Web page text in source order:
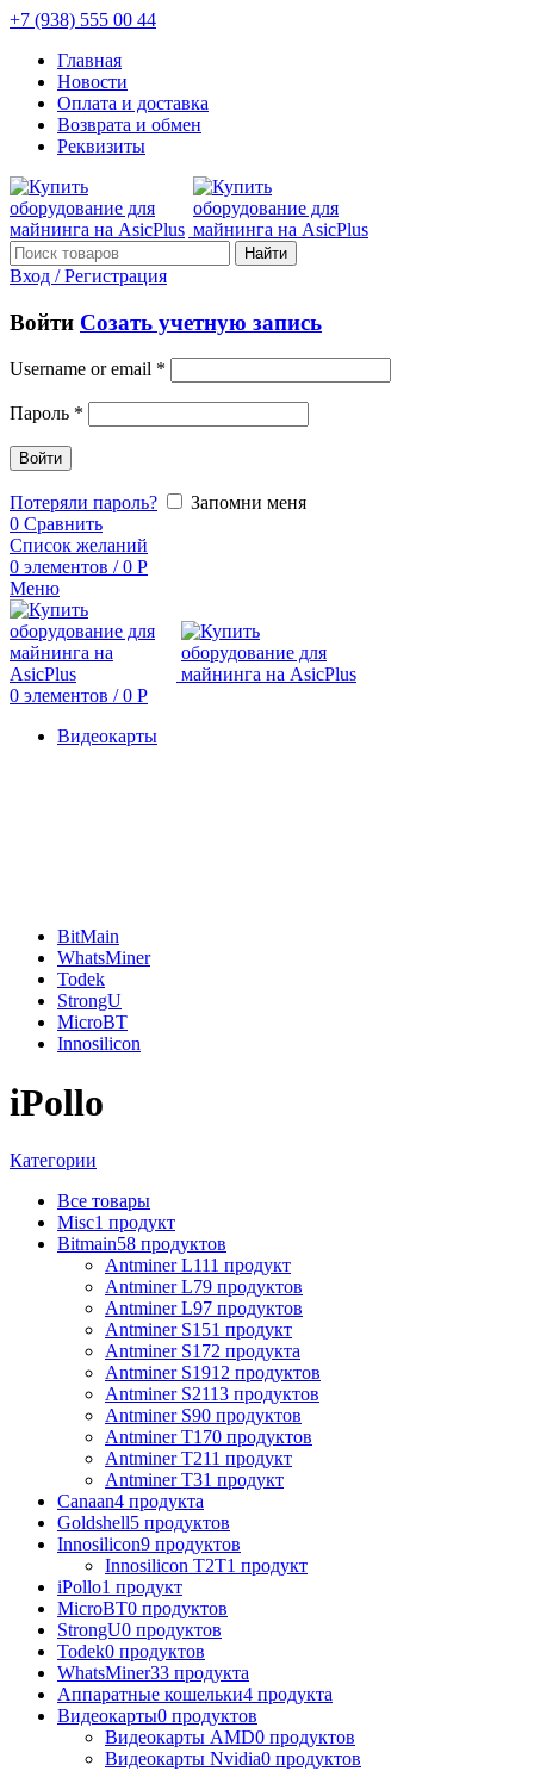
+7 (938) 555 00 44
Главная
Новости
Оплата и доставка
Возврата и обмен
Реквизиты
Найти
Вход / Регистрация
Войти Созать учетную запись
Username or email *
Пароль *
Войти
Потеряли пароль?
Запомни меня
0 Сравнить
Список желаний
0 элементов / 0 Р
Меню
0 элементов / 0 Р
Видеокарты
BitMain
WhatsMiner
Todek
StrongU
MicroBT
Innosilicon
iPollo
Категории
Все товары
Misc1 продукт
Bitmain58 продуктов
Antminer L111 продукт
Antminer L79 продуктов
Antminer L97 продуктов
Antminer S151 продукт
Antminer S172 продукта
Antminer S1912 продуктов
Antminer S2113 продуктов
Antminer S90 продуктов
Antminer T170 продуктов
Antminer T211 продукт
Antminer T31 продукт
Canaan4 продукта
Goldshell5 продуктов
Innosilicon9 продуктов
Innosilicon T2T1 продукт
iPollo1 продукт
MicroBT0 продуктов
StrongU0 продуктов
Todek0 продуктов
WhatsMiner33 продукта
Аппаратные кошельки4 продукта
Видеокарты0 продуктов
Видеокарты AMD0 продуктов
Видеокарты Nvidia0 продуктов